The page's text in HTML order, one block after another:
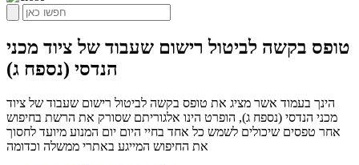
טופס בקשה לביטול רישום שעבוד של ציוד מכני
הנדסי (נספח ג)
הינך בעמוד אשר מציג את טופס בקשה לביטול רישום שעבוד של ציוד
מכני הנדסי (נספח ג), הופרט הינו אלגוריתם שסורק את הרשת בחיפוש
אחר טפסים שיכולים לשמש כל אחד בחיי היום יום המנוע מיועד לחסוך
את החיפוש המייגע באתרי ממשלה וכדומה